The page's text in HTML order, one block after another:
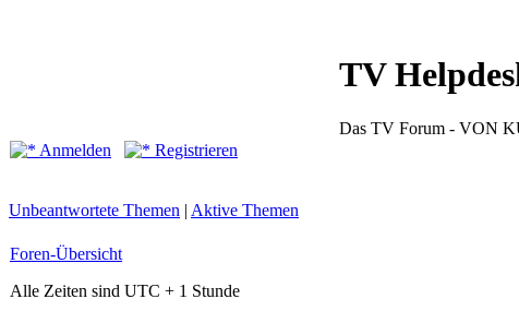
TV
Das TV Forum - VON
Anmelden Registrieren
Unbeantwortete Themen | Aktive Themen
Foren-Übersicht
Alle Zeiten sind UTC + 1 Stunde